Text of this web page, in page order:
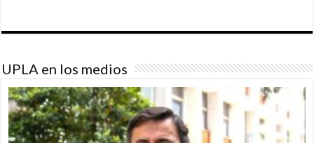
UPLA en los medios